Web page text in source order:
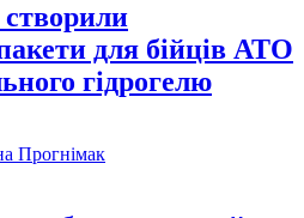
створили
для бійців АТО
гідрогелю
Прогнімак